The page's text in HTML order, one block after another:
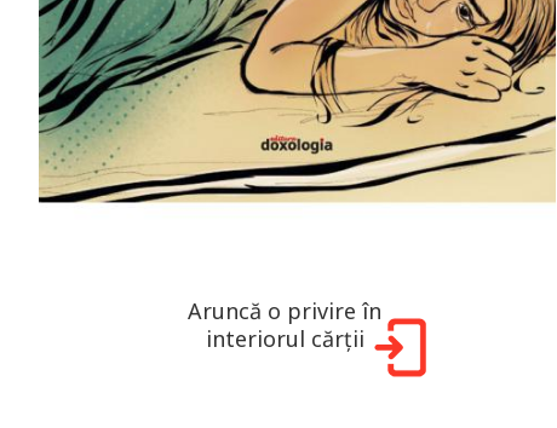
Aruncă o privire în
interiorul cărții